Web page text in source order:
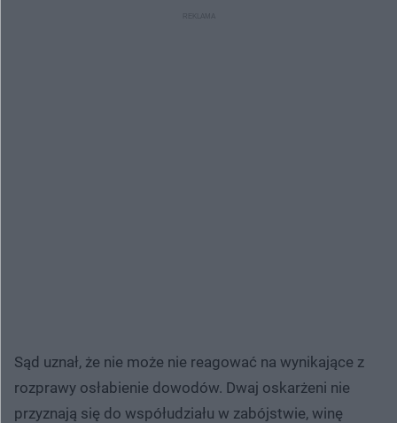
Sąd uznał, że nie może nie reagować na wynikające z
rozprawy osłabienie dowodów. Dwaj oskarżeni nie
przyznają się do współudziału w zabójstwie, winę